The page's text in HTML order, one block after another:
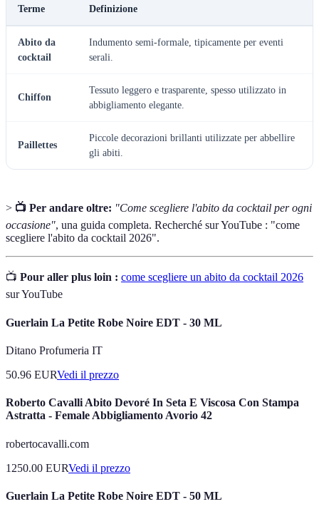
Terme Definizione
Abito da
cocktail
Indumento semi-formale, tipicamente per eventi
serali.
Chiffon
Tessuto leggero e trasparente, spesso utilizzato in
abbigliamento elegante.
Paillettes
Piccole decorazioni brillanti utilizzate per abbellire
gli abiti.
> 📺 Per andare oltre: "Come scegliere l'abito da cocktail per ogni
occasione", una guida completa. Recherché sur YouTube : "come
scegliere l'abito da cocktail 2026".
📺 Pour aller plus loin : come scegliere un abito da cocktail 2026
sur YouTube
Guerlain La Petite Robe Noire EDT - 30 ML
Ditano Profumeria IT
50.96 EURVedi il prezzo
Roberto Cavalli Abito Devoré In Seta E Viscosa Con Stampa
Astratta - Female Abbigliamento Avorio 42
robertocavalli.com
1250.00 EURVedi il prezzo
Guerlain La Petite Robe Noire EDT - 50 ML